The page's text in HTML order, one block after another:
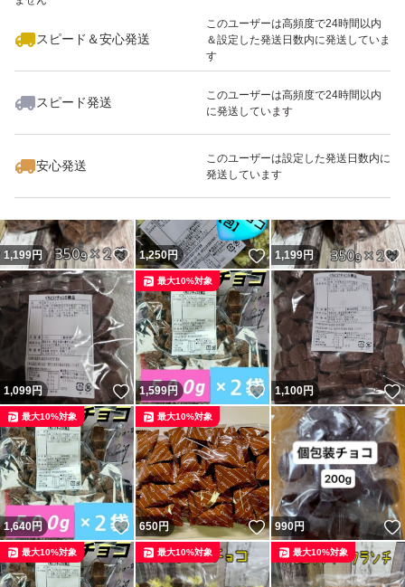
スピード＆安心発送
このユーザーは高頻度で24時間以内
＆設定した発送日数内に発送していま
す
スピード発送
このユーザーは高頻度で24時間以内
に発送しています
安心発送
このユーザーは設定した発送日数内に
発送しています
いいね！
1,040
1,199円 いいね！
1,250円 いいね！
1,199円
1,099円 いいね！
1,599円 いいね！
最大10%対象
1,100円
1,640円 いいね！
最大10%対象
650円 いいね！
最大10%対象
990円
最大10%対象 最大10%対象 最大10%対象